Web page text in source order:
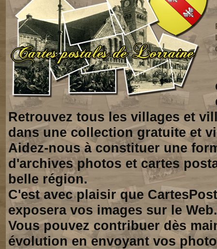
Retrouvez tous les villages et
dans une collection gratuite et
Aidez-nous à constituer une
d'archives photos et cartes
belle région.
C'est avec plaisir que
exposera vos images sur le Web.
Vous pouvez contribuer dès
évolution en envoyant vos